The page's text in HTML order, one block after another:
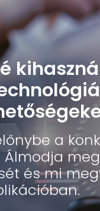
a
Álmodja meg
és mi